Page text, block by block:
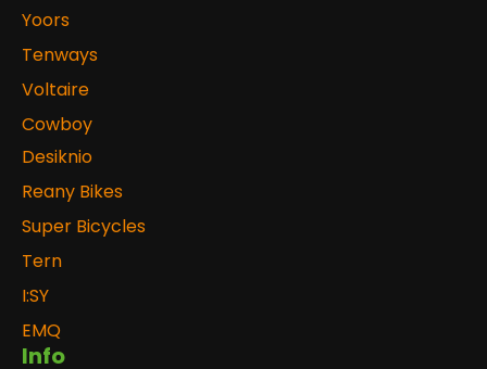
Yoors
Tenways
Voltaire
Cowboy
Desiknio
Reany Bikes
Super Bicycles
Tern
I:SY
EMQ
Info